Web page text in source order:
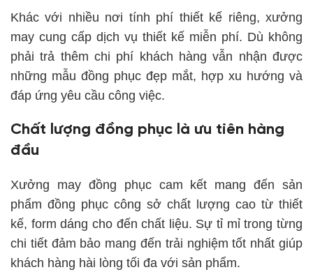
Khác với nhiều nơi tính phí thiết kế riêng, xưởng
may cung cấp dịch vụ thiết kế miễn phí. Dù không
phải trả thêm chi phí khách hàng vẫn nhận được
những mẫu đồng phục đẹp mắt, hợp xu hướng và
đáp ứng yêu cầu công việc.
Chất lượng đồng phục là ưu tiên hàng
đầu
Xưởng may đồng phục cam kết mang đến sản
phẩm đồng phục công sở chất lượng cao từ thiết
kế, form dáng cho đến chất liệu. Sự tỉ mỉ trong từng
chi tiết đảm bảo mang đến trải nghiệm tốt nhất giúp
khách hàng hài lòng tối đa với sản phẩm.